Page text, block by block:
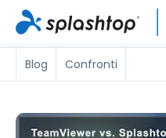
Blog Confronti